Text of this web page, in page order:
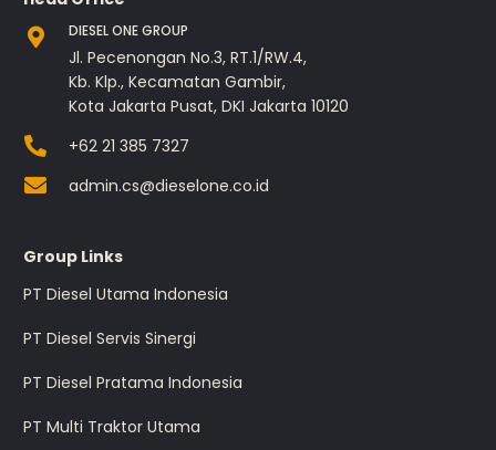
DIESEL ONE GROUP
Jl. Pecenongan No.3, RT.1/RW.4,
Kb. Klp., Kecamatan Gambir,
Kota Jakarta Pusat, DKI Jakarta 10120
+62 21 385 7327
admin.cs@dieselone.co.id
Group Links
PT Diesel Utama Indonesia
PT Diesel Servis Sinergi
PT Diesel Pratama Indonesia
PT Multi Traktor Utama